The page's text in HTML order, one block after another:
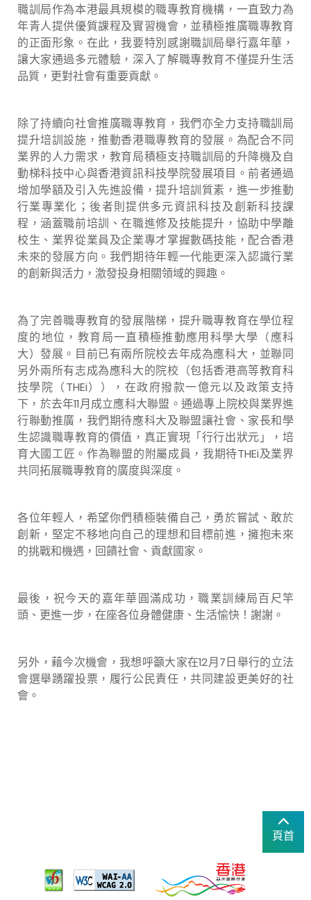
職訓局作為本港最具規模的職專教育機構，一直致力為
年青人提供優質課程及實習機會，並積極推廣職專教育
的正面形象。在此，我要特別感謝職訓局舉行嘉年華，
讓大家通過多元體驗，深入了解職專教育不僅提升生活
品質，更對社會有重要貢獻。
除了持續向社會推廣職專教育，我們亦全力支持職訓局
提升培訓設施，推動香港職專教育的發展。為配合不同
業界的人力需求，教育局積極支持職訓局的升降機及自
動梯科技中心與香港資訊科技學院發展項目。前者通過
增加學額及引入先進設備，提升培訓質素，進一步推動
行業專業化；後者則提供多元資訊科技及創新科技課
程，涵蓋職前培訓、在職進修及技能提升，協助中學離
校生、業界從業員及企業專才掌握數碼技能，配合香港
未來的發展方向。我們期待年輕一代能更深入認識行業
的創新與活力，激發投身相關領域的興趣。
為了完善職專教育的發展階梯，提升職專教育在學位程
度的地位，教育局一直積極推動應用科學大學（應科
大）發展。目前已有兩所院校去年成為應科大，並聯同
另外兩所有志成為應科大的院校（包括香港高等教育科
技學院（THEi）），在政府撥款一億元以及政策支持
下，於去年11月成立應科大聯盟。通過專上院校與業界進
行聯動推廣，我們期待應科大及聯盟讓社會、家長和學
生認識職專教育的價值，真正實現「行行出狀元」，培
育大國工匠。作為聯盟的附屬成員，我期待THEi及業界
共同拓展職專教育的廣度與深度。
各位年輕人，希望你們積極裝備自己，勇於嘗試、敢於
創新，堅定不移地向自己的理想和目標前進，擁抱未來
的挑戰和機遇，回饋社會、貢獻國家。
最後，祝今天的嘉年華圓滿成功，職業訓練局百尺竿
頭、更進一步，在座各位身體健康、生活愉快！謝謝。
另外，藉今次機會，我想呼籲大家在12月7日舉行的立法
會選舉踴躍投票，履行公民責任，共同建設更美好的社
會。
頁首